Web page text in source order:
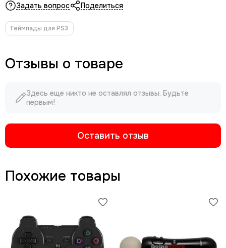
Задать вопрос Поделиться
Геймпады для PS3
Отзывы о товаре
Здесь еще никто не оставлял отзывы. Будьте
первым!
Оставить отзыв
Похожие товары